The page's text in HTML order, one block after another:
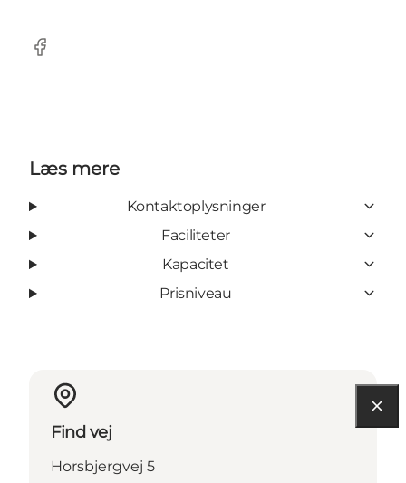
Facebook
Læs mere
Kontaktoplysninger
Faciliteter
Kapacitet
Prisniveau
Find vej
Horsbjergvej 5